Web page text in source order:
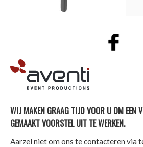
AVENTI | EVENT PRODUCTIONS
WIJ MAKEN GRAAG TIJD VOOR U OM EEN
GEMAAKT VOORSTEL UIT TE WERKEN.
Aarzel niet om ons te contacteren via